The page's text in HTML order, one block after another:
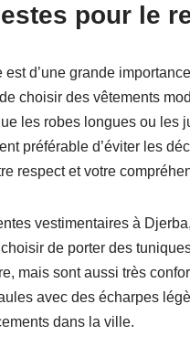
pour le
d’une grande
choisir des vêtements
les robes longues ou
préférable d’éviter les
respect et votre
vestimentaires à
de porter des
mais sont aussi très
avec des écharpes
dans la ville.